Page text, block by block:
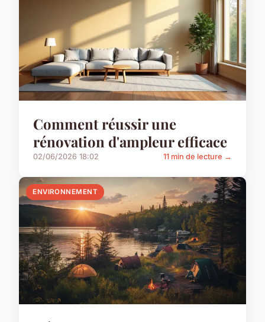
Comment réussir une
rénovation d'ampleur efficace
02/06/2026 18:02 11 min de lecture →
ENVIRONNEMENT